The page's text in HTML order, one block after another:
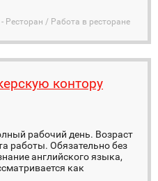
Ресторан / Работа в ресторане
контору
рабочий день. Возраст
работы. Обязательно без
английского языка,
как